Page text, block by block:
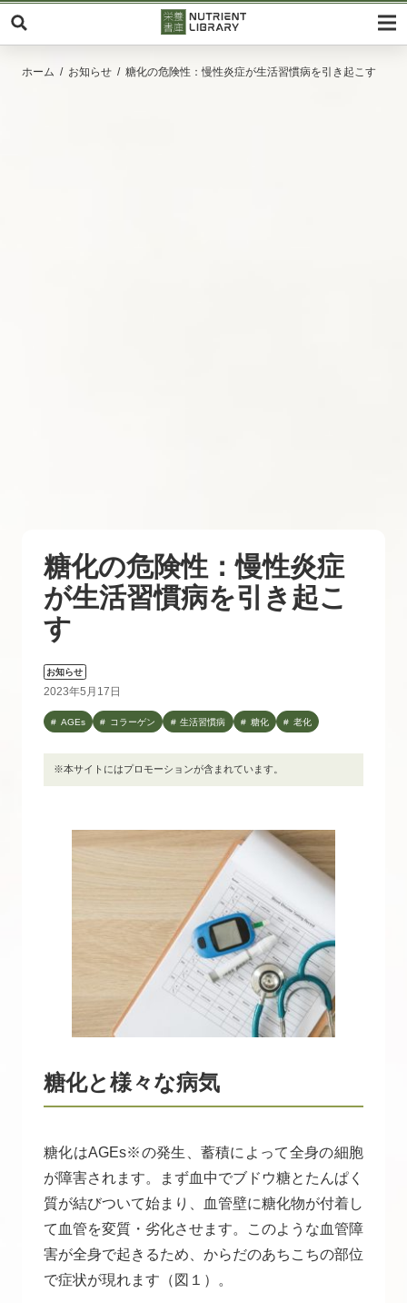
ホーム お知らせ 糖化の危険性：慢性炎症が生活習慣病を引き起こす
糖化の危険性：慢性炎症
が生活習慣病を引き起こ
す
お知らせ
2023年5月17日
AGEs コラーゲン 生活習慣病 糖化 老化
※本サイトにはプロモーションが含まれています。
糖化と様々な病気
糖化はAGEs※の発生、蓄積によって全身の細胞
が障害されます。まず血中でブドウ糖とたんぱく
質が結びついて始まり、血管壁に糖化物が付着し
て血管を変質・劣化させます。このような血管障
害が全身で起きるため、からだのあちこちの部位
で症状が現れます（図１）。